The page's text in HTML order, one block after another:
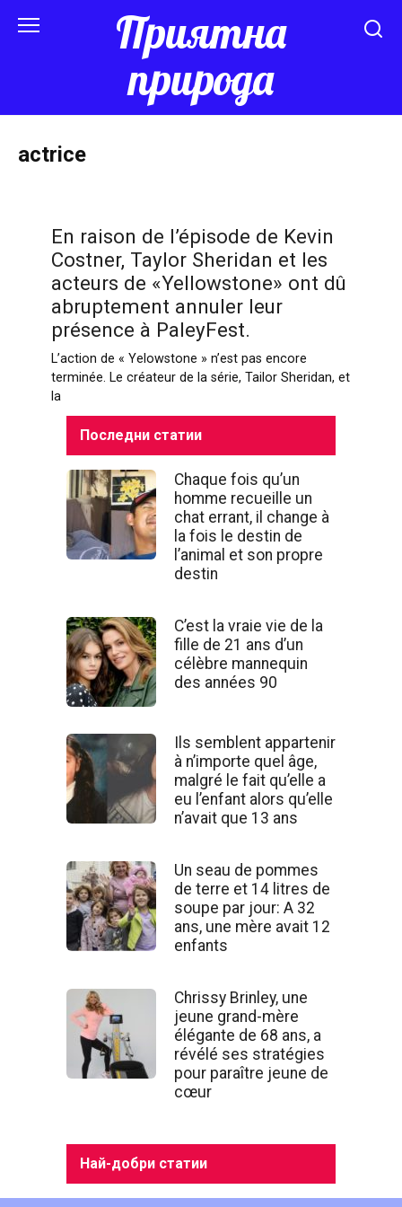
Приятна
природа
actrice
En raison de l’épisode de Kevin
Costner, Taylor Sheridan et les
acteurs de «Yellowstone» ont dû
abruptement annuler leur
présence à PaleyFest.
L’action de « Yelowstone » n’est pas encore
terminée. Le créateur de la série, Tailor Sheridan, et
la
Последни статии
Chaque fois qu’un
homme recueille un
chat errant, il change à
la fois le destin de
l’animal et son propre
destin
C’est la vraie vie de la
fille de 21 ans d’un
célèbre mannequin
des années 90
Ils semblent appartenir
à n’importe quel âge,
malgré le fait qu’elle a
eu l’enfant alors qu’elle
n’avait que 13 ans
Un seau de pommes
de terre et 14 litres de
soupe par jour: A 32
ans, une mère avait 12
enfants
Chrissy Brinley, une
jeune grand-mère
élégante de 68 ans, a
révélé ses stratégies
pour paraître jeune de
cœur
Най-добри статии